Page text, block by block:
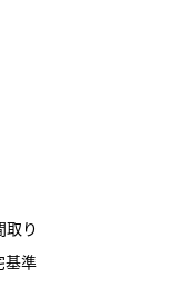
取り
基準